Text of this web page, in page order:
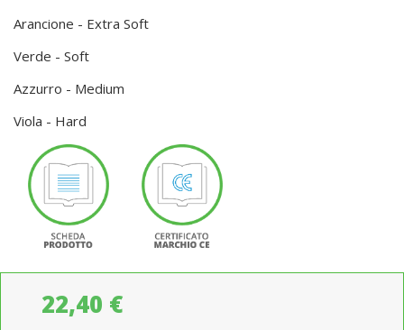
Arancione - Extra Soft
Verde - Soft
Azzurro - Medium
Viola - Hard
22,40 €